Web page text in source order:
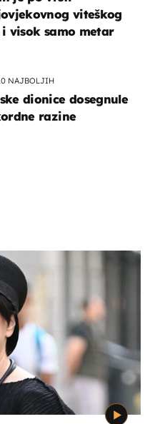
viteškog
visok samo metar
NAJBOLJIH
dionice dosegnule
razine